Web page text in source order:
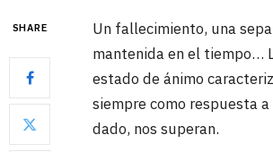
SHARE
Un fallecimiento, una
mantenida en el tiempo…
estado de ánimo
siempre como respuesta
dado, nos superan.